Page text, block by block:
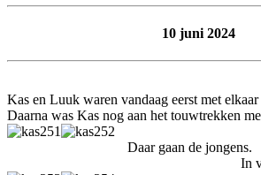
10 juni 2024
Kas en Luuk waren vandaag eerst met elkaar
Daarna was Kas nog aan het touwtrekken
Daar gaan de
In volle